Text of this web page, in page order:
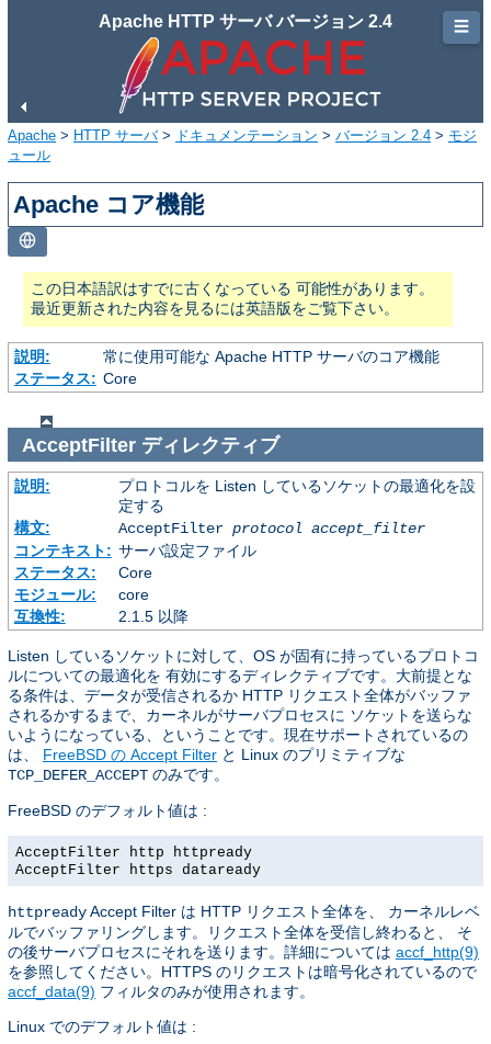
Apache HTTP サーバ バージョン 2.4
Apache > HTTP サーバ> ドキュメンテーション > バージョン 2.4 > モジ
ュール
Apache コア機能
この日本語訳はすでに古くなっている 可能性があります。
最近更新された内容を見るには英語版をご覧下さい。
説明:
常に使用可能な Apache HTTP サーバのコア機能
ステータス: Core
AcceptFilterディレクティブ
説明:
プロトコルを Listen しているソケットの最適化を設
定する
構文:
AcceptFilter protocol accept_filter
コンテキスト: サーバ設定ファイル
ステータス:
Core
モジュール:
core
互換性:
2.1.5 以降
Listen しているソケットに対して、OS が固有に持っているプロトコ
ルについての最適化を 有効にするディレクティブです。大前提とな
る条件は、データが受信されるか HTTP リクエスト全体がバッファ
されるかするまで、カーネルがサーバプロセスに ソケットを送らな
いようになっている、ということです。現在サポートされているの
は、 FreeBSD の Accept Filter と Linux のプリミティブな
TCP_DEFER_ACCEPT のみです。
FreeBSD のデフォルト値は :
AcceptFilter http httpready
AcceptFilter https dataready
httpreadyAccept Filter は HTTP リクエスト全体を、 カーネルレベ
ルでバッファリングします。リクエスト全体を受信し終わると、 そ
の後サーバプロセスにそれを送ります。詳細については accf_http(9)
を参照してください。HTTPS のリクエストは暗号化されているので
accf_data(9) フィルタのみが使用されます。
Linux でのデフォルト値は :
☰